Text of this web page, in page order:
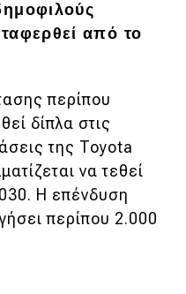
από το
περίπου
δίπλα στις
της Toyota
να τεθεί
Η επένδυση
περίπου 2.000